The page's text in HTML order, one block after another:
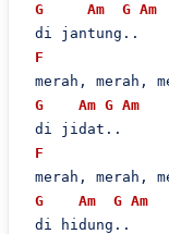
G
Am G Am
di jantung..
F
merah, merah,
G
Am G Am
di jidat..
F
merah, merah,
G
Am G Am
di hidung..